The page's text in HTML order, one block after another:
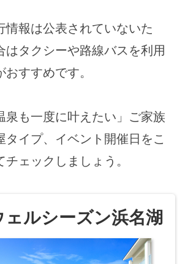
情報は公表されていないた
はタクシーや路線バスを利用
おすすめです。
泉も一度に叶えたい」ご家族
タイプ、イベント開催日をこ
ェックしましょう。
ルシーズン浜名湖